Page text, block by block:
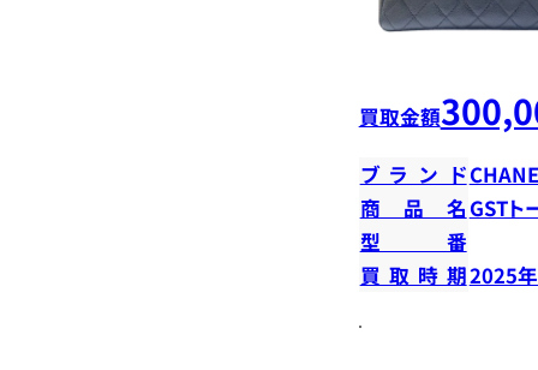
買取金額
ブランド
商品名 GSTト
型番
買取時期2025